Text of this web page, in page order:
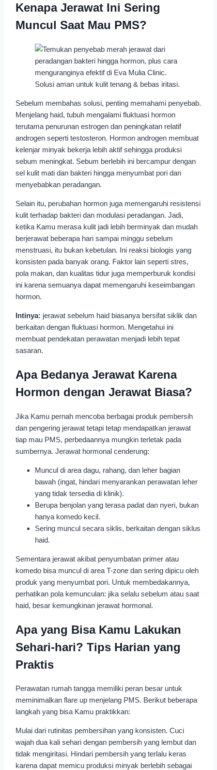
Kenapa Jerawat Ini Sering
Muncul Saat Mau PMS?
Sebelum membahas solusi, penting memahami penyebab.
Menjelang haid, tubuh mengalami fluktuasi hormon
terutama penurunan estrogen dan peningkatan relatif
androgen seperti testosteron. Hormon androgen membuat
kelenjar minyak bekerja lebih aktif sehingga produksi
sebum meningkat. Sebum berlebih ini bercampur dengan
sel kulit mati dan bakteri hingga menyumbat pori dan
menyebabkan peradangan.
Selain itu, perubahan hormon juga memengaruhi resistensi
kulit terhadap bakteri dan modulasi peradangan. Jadi,
ketika Kamu merasa kulit jadi lebih berminyak dan mudah
berjerawat beberapa hari sampai minggu sebelum
menstruasi, itu bukan kebetulan. Ini reaksi biologis yang
konsisten pada banyak orang. Faktor lain seperti stres,
pola makan, dan kualitas tidur juga memperburuk kondisi
ini karena semuanya dapat memengaruhi keseimbangan
hormon.
Intinya: jerawat sebelum haid biasanya bersifat siklik dan
berkaitan dengan fluktuasi hormon. Mengetahui ini
membuat pendekatan perawatan menjadi lebih tepat
sasaran.
Apa Bedanya Jerawat Karena
Hormon dengan Jerawat Biasa?
Jika Kamu pernah mencoba berbagai produk pembersih
dan pengering jerawat tetapi tetap mendapatkan jerawat
tiap mau PMS, perbedaannya mungkin terletak pada
sumbernya. Jerawat hormonal cenderung:
Muncul di area dagu, rahang, dan leher bagian
bawah (ingat, hindari menyarankan perawatan leher
yang tidak tersedia di klinik).
Berupa benjolan yang terasa padat dan nyeri, bukan
hanya komedo kecil.
Sering muncul secara siklis, berkaitan dengan siklus
haid.
Sementara jerawat akibat penyumbatan primer atau
komedo bisa muncul di area T-zone dan sering dipicu oleh
produk yang menyumbat pori. Untuk membedakannya,
perhatikan pola kemunculan: jika selalu sebelum atau saat
haid, besar kemungkinan jerawat hormonal.
Apa yang Bisa Kamu Lakukan
Sehari-hari? Tips Harian yang
Praktis
Perawatan rumah tangga memiliki peran besar untuk
meminimalkan flare up menjelang PMS. Berikut beberapa
langkah yang bisa Kamu praktikkan:
Mulai dari rutinitas pembersihan yang konsisten. Cuci
wajah dua kali sehari dengan pembersih yang lembut dan
tidak mengiritasi. Hindari pembersih yang terlalu keras
karena dapat memicu produksi minyak berlebih sebagai